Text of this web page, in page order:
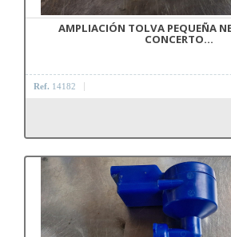
AMPLIACIÓN TOLVA PEQUEÑA
CONCERTO...
Ref. 14182
Añadir a la cesta